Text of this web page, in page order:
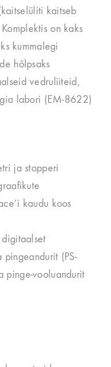
kaitseb
on kaks
kummalegi
hõlpsaks
vedruliiteid,
labori (EM-8622)
ja stopperi
kaudu koos
(PS-
pinge-vooluandurit